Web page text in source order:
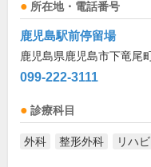
所在地・電話番号
鹿児島駅前停留場
鹿児島県鹿児島市下竜尾
099-222-3111
診療科目
外科 整形外科 リハ